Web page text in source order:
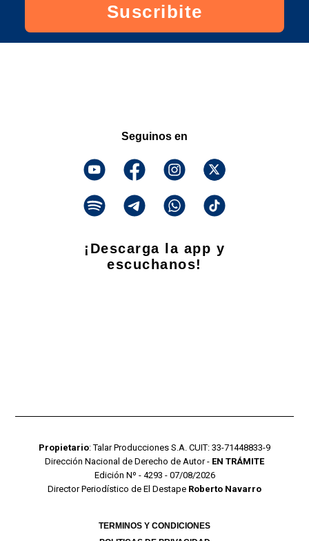
Suscribite
Seguinos en
¡Descarga la app y
escuchanos!
Propietario: Talar Producciones S.A. CUIT: 33-71448833-9
Dirección Nacional de Derecho de Autor - EN TRÁMITE
Edición Nº - 4293 - 07/08/2026
Director Periodístico de El Destape Roberto Navarro
TERMINOS Y CONDICIONES